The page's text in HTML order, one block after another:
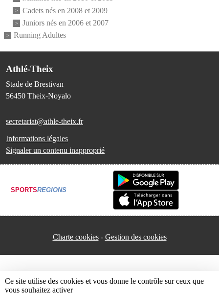
Cadets nés en 2008 et 2009
Juniors nés en 2006 et 2007
Running Adultes
Athlé-Theix
Stade de Brestivan
56450 Theix-Noyalo
secretariat@athle-theix.fr
Informations légales
Signaler un contenu inapproprié
SPORTSREGIONS
Charte cookies Gestion des cookies
Ce site utilise des cookies et vous donne le contrôle sur ceux que
vous souhaitez activer